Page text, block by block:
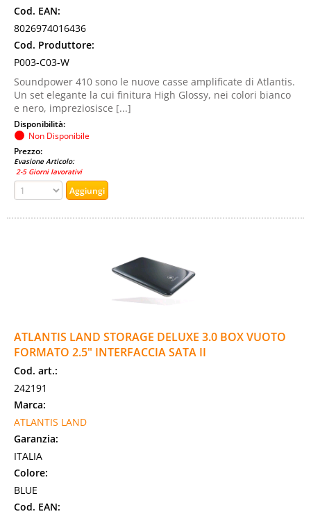
Cod. EAN:
8026974016436
Cod. Produttore:
P003-C03-W
Soundpower 410 sono le nuove casse amplificate di Atlantis.
Un set elegante la cui finitura High Glossy, nei colori bianco
e nero, impreziosisce [...]
Disponibilità:
Non Disponibile
Prezzo:
Evasione Articolo:
2-5 Giorni lavorativi
ATLANTIS LAND STORAGE DELUXE 3.0 BOX VUOTO
FORMATO 2.5" INTERFACCIA SATA II
Cod. art.:
242191
Marca:
ATLANTIS LAND
Garanzia:
ITALIA
Colore:
BLUE
Cod. EAN: